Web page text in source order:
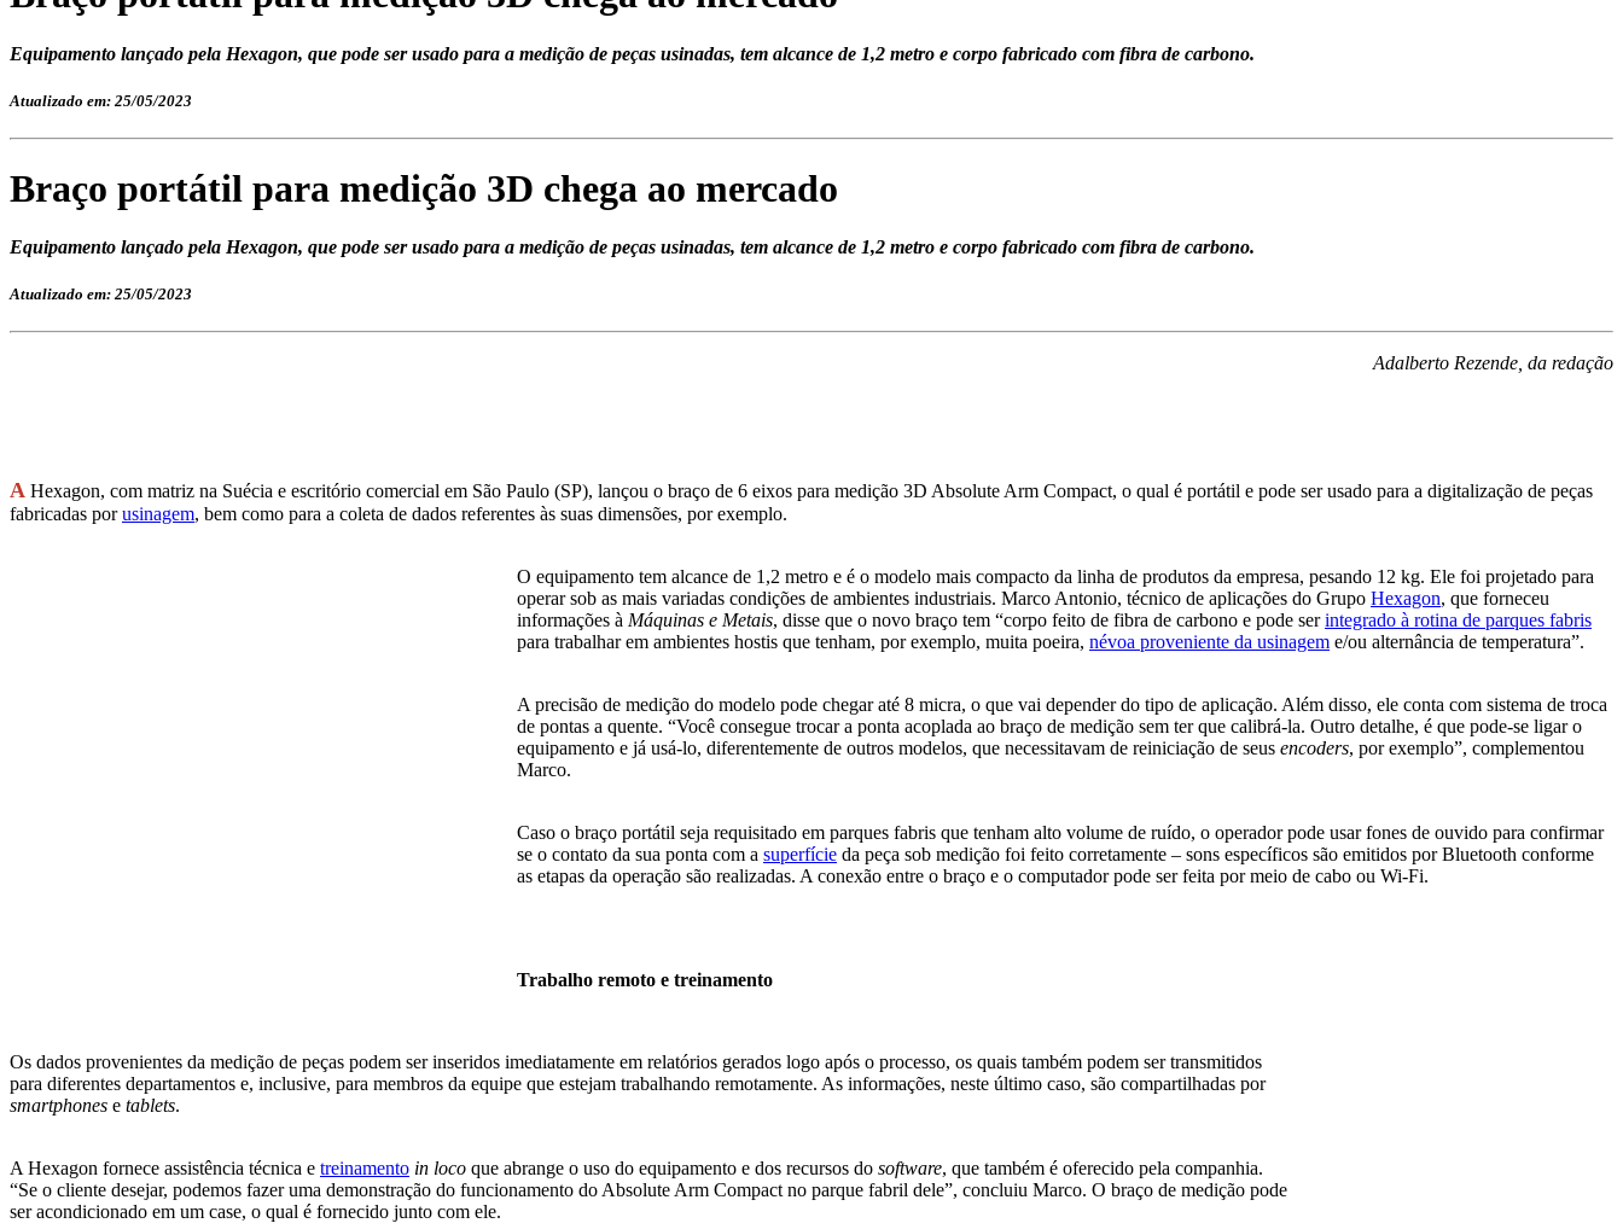
Equipamento lançado pela Hexagon, que pode ser usado para a medição de peças usinadas, tem alcance de 1,2 metro e corpo fabricado com fibra de carbono.
Atualizado em: 25/05/2023
Braço portátil para medição 3D chega ao mercado
Equipamento lançado pela Hexagon, que pode ser usado para a medição de peças usinadas, tem alcance de 1,2 metro e corpo fabricado com fibra de carbono.
Atualizado em: 25/05/2023
Adalberto Rezende, da redação
A Hexagon, com matriz na Suécia e escritório comercial em São Paulo (SP), lançou o braço de 6 eixos para medição 3D Absolute Arm Compact, o qual é portátil e pode ser usado para a digitalização de peças
fabricadas porusinagem, bem como para a coleta de dados referentes às suas dimensões, por exemplo.
O equipamento tem alcance de 1,2 metro e é o modelo mais compacto da linha de produtos da empresa, pesando 12 kg. Ele foi projetado para
operar sob as mais variadas condições de ambientes industriais. Marco Antonio, técnico de aplicações do Grupo Hexagon, que forneceu
informações à Máquinas e Metais, disse que o novo braço tem “corpo feito de fibra de carbono e pode serintegrado à rotina de parques fabris
para trabalhar em ambientes hostis que tenham, por exemplo, muita poeira, névoa proveniente da usinagem e/ou alternância de temperatura”.
A precisão de medição do modelo pode chegar até 8 micra, o que vai depender do tipo de aplicação. Além disso, ele conta com sistema de troca
de pontas a quente. “Você consegue trocar a ponta acoplada ao braço de medição sem ter que calibrá-la. Outro detalhe, é que pode-se ligar o
equipamento e já usá-lo, diferentemente de outros modelos, que necessitavam de reiniciação de seus encoders, por exemplo”, complementou
Marco.
Caso o braço portátil seja requisitado em parques fabris que tenham alto volume de ruído, o operador pode usar fones de ouvido para confirmar
se o contato da sua ponta com a superfície da peça sob medição foi feito corretamente – sons específicos são emitidos por Bluetooth conforme
as etapas da operação são realizadas. A conexão entre o braço e o computador pode ser feita por meio de cabo ou Wi-Fi.
Trabalho remoto e treinamento
Os dados provenientes da medição de peças podem ser inseridos imediatamente em relatórios gerados logo após o processo, os quais também podem ser transmitidos
para diferentes departamentos e, inclusive, para membros da equipe que estejam trabalhando remotamente. As informações, neste último caso, são compartilhadas por
smartphones e tablets.
A Hexagon fornece assistência técnica e treinamento in loco que abrange o uso do equipamento e dos recursos do software, que também é oferecido pela companhia.
“Se o cliente desejar, podemos fazer uma demonstração do funcionamento do Absolute Arm Compact no parque fabril dele”, concluiu Marco. O braço de medição pode
ser acondicionado em um case, o qual é fornecido junto com ele.